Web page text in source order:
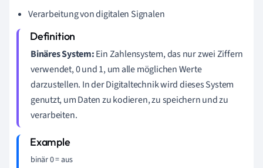
Verarbeitung von digitalen Signalen
Binäres System:Ein Zahlensystem, das nur zwei Ziffern
verwendet, 0 und 1, um alle möglichen Werte
darzustellen. In der Digitaltechnik wird dieses System
genutzt, um Daten zu kodieren, zu speichern und zu
verarbeiten.
binär 0 = aus